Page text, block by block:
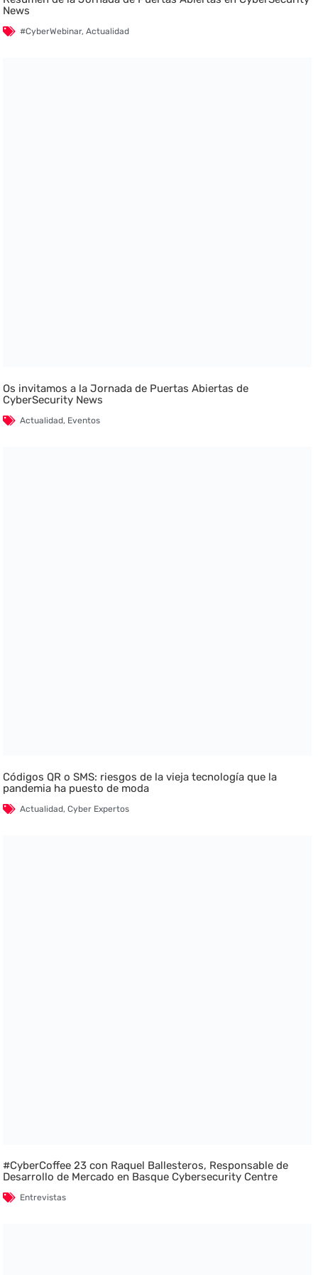
News
#CyberWebinar,Actualidad
Os invitamos a la Jornada de Puertas Abiertas de
CyberSecurity News
Actualidad, Eventos
Códigos QR o SMS: riesgos de la vieja tecnología que la
pandemia ha puesto de moda
Actualidad,Cyber Expertos
#CyberCoffee 23 con Raquel Ballesteros, Responsable de
Desarrollo de Mercado en Basque Cybersecurity Centre
Entrevistas